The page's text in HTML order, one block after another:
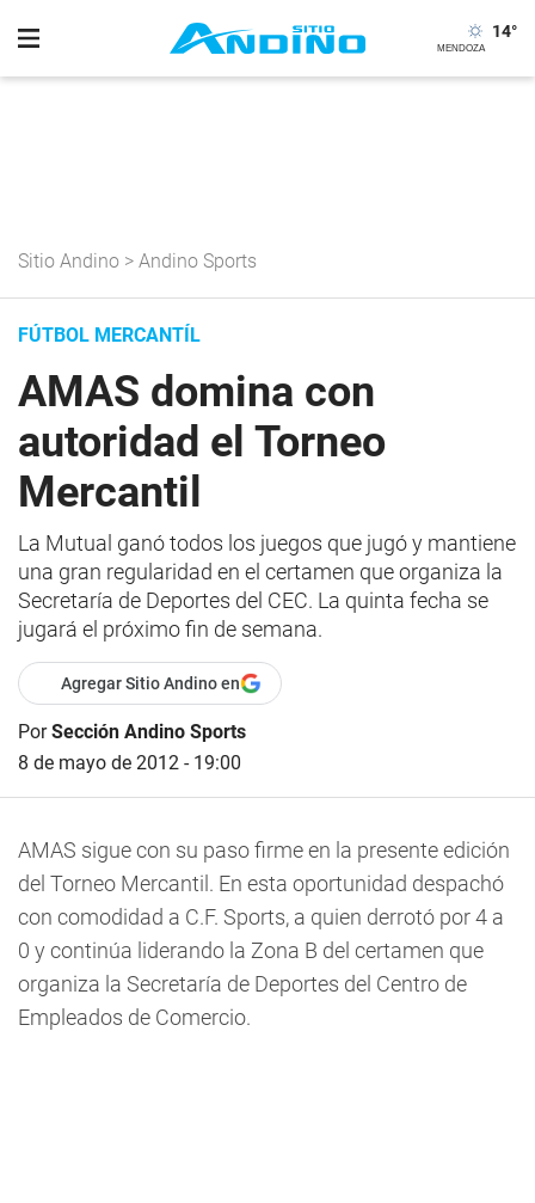
14°
Sitio Andino > Andino Sports
FÚTBOL MERCANTÍL
AMAS domina con
autoridad el Torneo
Mercantil
La Mutual ganó todos los juegos que jugó y mantiene
una gran regularidad en el certamen que organiza la
Secretaría de Deportes del CEC. La quinta fecha se
jugará el próximo fin de semana.
Agregar Sitio Andino en
PorSección Andino Sports
8 de mayo de 2012 - 19:00
AMAS sigue con su paso firme en la presente edición
del Torneo Mercantil. En esta oportunidad despachó
con comodidad a C.F. Sports, a quien derrotó por 4 a
0 y continúa liderando la Zona B del certamen que
organiza la Secretaría de Deportes del Centro de
Empleados de Comercio.